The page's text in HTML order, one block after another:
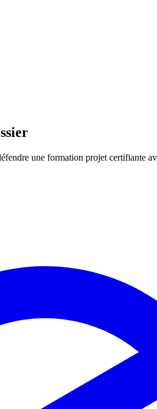
une formation projet certifiante